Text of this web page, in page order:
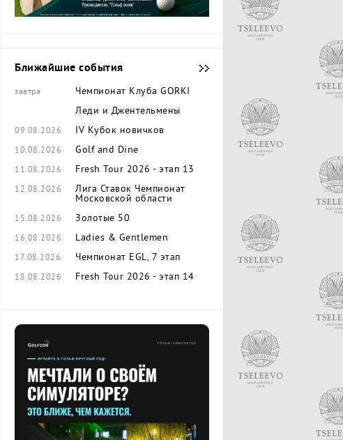
Ближайшие события
завтра
Чемпионат Клуба GORKI
Леди и Джентельмены
09.08.2026 IV Кубок новичков
10.08.2026 Golf and Dine
11.08.2026 Fresh Tour 2026 - этап 13
12.08.2026
Лига Ставок Чемпионат
Московской области
15.08.2026 Золотые 50
16.08.2026 Ladies & Gentlemen
17.08.2026 Чемпионат EGL, 7 этап
18.08.2026 Fresh Tour 2026 - этап 14